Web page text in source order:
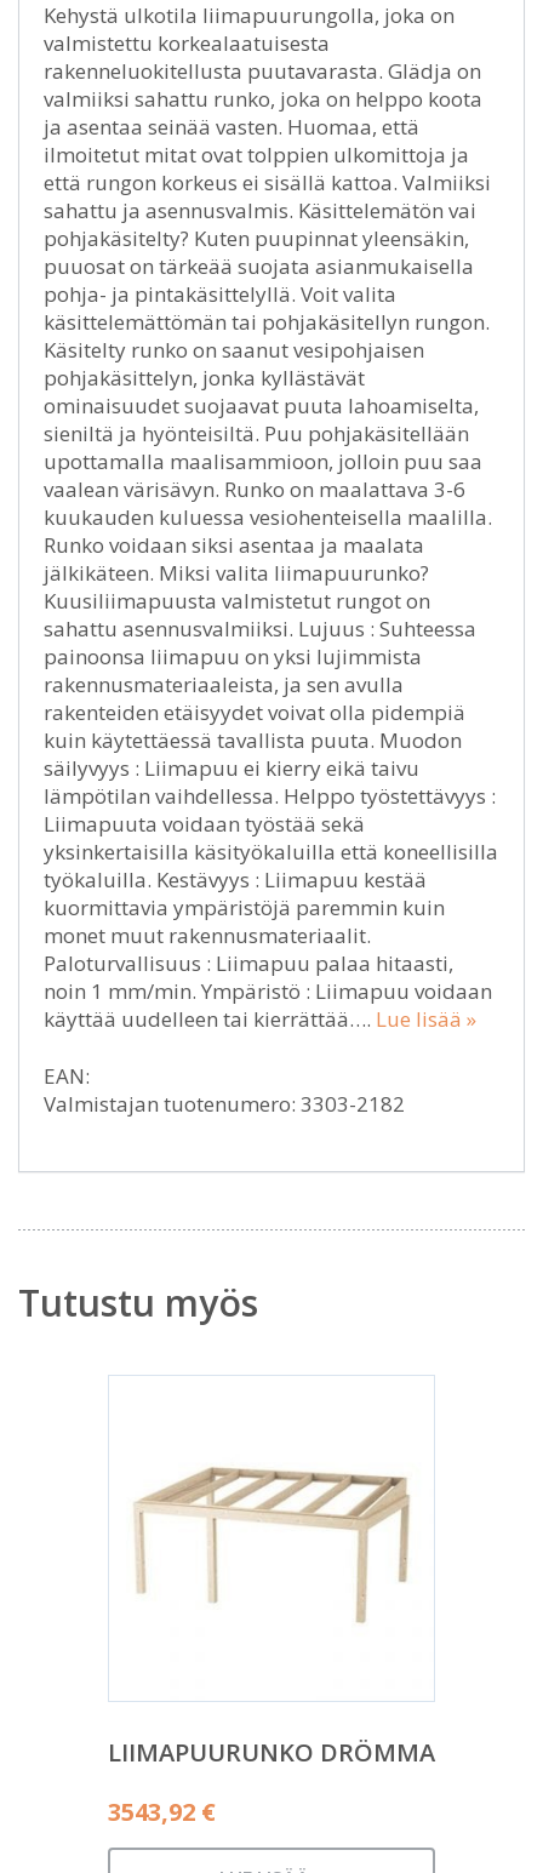
Kehystä ulkotila liimapuurungolla, joka on
valmistettu korkealaatuisesta
rakenneluokitellusta puutavarasta. Glädja on
valmiiksi sahattu runko, joka on helppo koota
ja asentaa seinää vasten. Huomaa, että
ilmoitetut mitat ovat tolppien ulkomittoja ja
että rungon korkeus ei sisällä kattoa. Valmiiksi
sahattu ja asennusvalmis. Käsittelemätön vai
pohjakäsitelty? Kuten puupinnat yleensäkin,
puuosat on tärkeää suojata asianmukaisella
pohja- ja pintakäsittelyllä. Voit valita
käsittelemättömän tai pohjakäsitellyn rungon.
Käsitelty runko on saanut vesipohjaisen
pohjakäsittelyn, jonka kyllästävät
ominaisuudet suojaavat puuta lahoamiselta,
sieniltä ja hyönteisiltä. Puu pohjakäsitellään
upottamalla maalisammioon, jolloin puu saa
vaalean värisävyn. Runko on maalattava 3-6
kuukauden kuluessa vesiohenteisella maalilla.
Runko voidaan siksi asentaa ja maalata
jälkikäteen. Miksi valita liimapuurunko?
Kuusiliimapuusta valmistetut rungot on
sahattu asennusvalmiiksi. Lujuus : Suhteessa
painoonsa liimapuu on yksi lujimmista
rakennusmateriaaleista, ja sen avulla
rakenteiden etäisyydet voivat olla pidempiä
kuin käytettäessä tavallista puuta. Muodon
säilyvyys : Liimapuu ei kierry eikä taivu
lämpötilan vaihdellessa. Helppo työstettävyys :
Liimapuuta voidaan työstää sekä
yksinkertaisilla käsityökaluilla että koneellisilla
työkaluilla. Kestävyys : Liimapuu kestää
kuormittavia ympäristöjä paremmin kuin
monet muut rakennusmateriaalit.
Paloturvallisuus : Liimapuu palaa hitaasti,
noin 1 mm/min. Ympäristö : Liimapuu voidaan
käyttää uudelleen tai kierrättää…. Lue lisää »
EAN:
Valmistajan tuotenumero: 3303-2182
Tutustu myös
LIIMAPUURUNKO DRÖMMA
3543,92 €